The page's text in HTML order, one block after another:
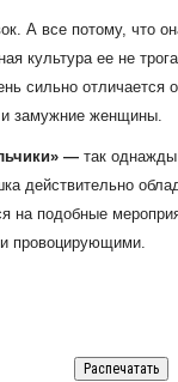
А все потому, что
культура ее не
сильно отличается
и замужние женщины.
— так
действительно
на подобные
провоцирующими.